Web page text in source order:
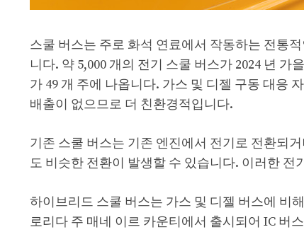
스쿨 버스는 주로 화석 연료에서 작동하는 전통
니다. 약 5,000 개의 전기 스쿨 버스가 2024 년
가 49 개 주에 나옵니다. 가스 및 디젤 구동 대응
배출이 없으므로 더 친환경적입니다.
기존 스쿨 버스는 기존 엔진에서 전기로 전환되
도 비슷한 전환이 발생할 수 있습니다. 이러한
하이브리드 스쿨 버스는 가스 및 디젤 버스에 비
로리다 주 매네 이르 카운티에서 출시되어 IC 버